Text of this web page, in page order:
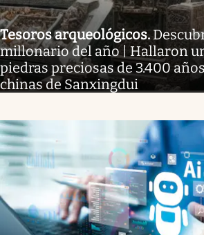
Tesoros arqueológicos.
millonario del año | Hallaron
piedras preciosas de 3.400
chinas de Sanxingdui